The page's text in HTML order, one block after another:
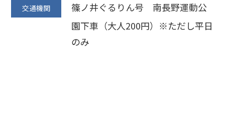
交通機関
篠ノ井ぐるりん号 南長野運動公
園下車（大人200円）※ただし平日
のみ